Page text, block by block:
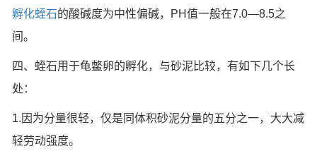
孵化蛭石的酸碱度为中性偏碱，PH值一般在7.0—8.5之
间。
四、蛭石用于龟鳖卵的孵化，与砂泥比较，有如下几个长
处：
1.因为分量很轻，仅是同体积砂泥分量的五分之一，大大减
轻劳动强度。